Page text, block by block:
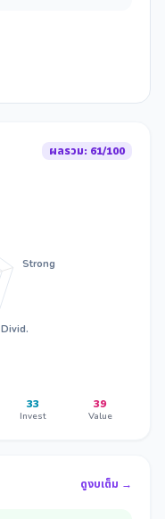
ผลรวม: 61/100
Strong
Divid.
33
Invest
39
Value
ดูงบเต็ม →